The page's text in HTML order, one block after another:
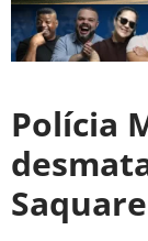
Polícia